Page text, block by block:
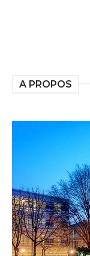
A PROPOS